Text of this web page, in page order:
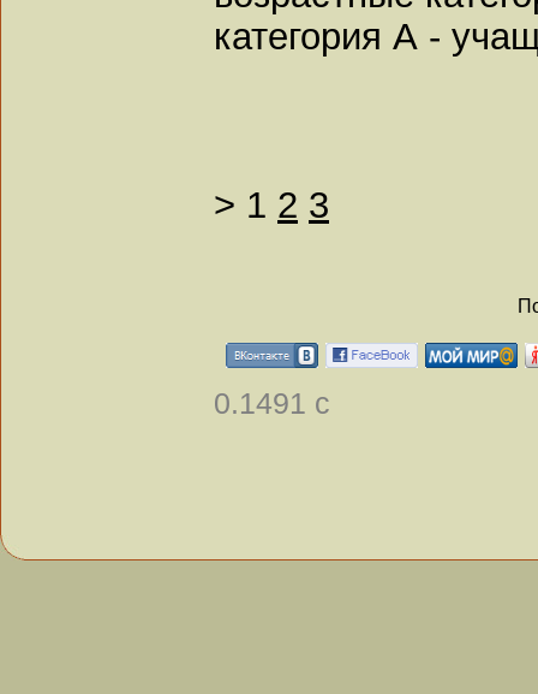
категория А -
> 1 2 3
0.1491 с